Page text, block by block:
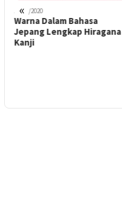
«
11/04/2020
Warna Dalam Bahasa
Jepang Lengkap Hiragana
Kanji